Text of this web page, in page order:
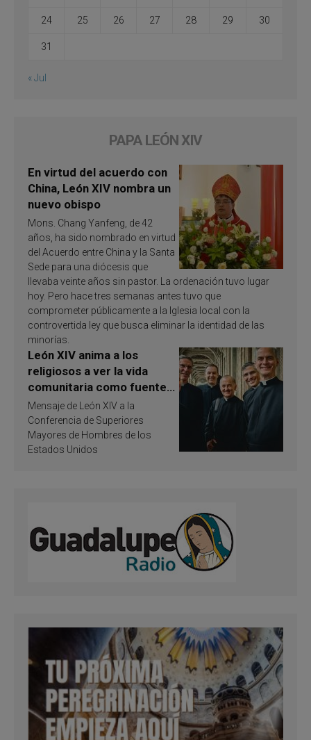
24 25 26 27 28 29 30
31
« Jul
PAPA LEÓN XIV
En virtud del acuerdo con
China, León XIV nombra un
nuevo obispo
Mons. Chang Yanfeng, de 42
años, ha sido nombrado en virtud
del Acuerdo entre China y la Santa
Sede para una diócesis que
llevaba veinte años sin pastor. La ordenación tuvo lugar
hoy. Pero hace tres semanas antes tuvo que
comprometer públicamente a la Iglesia local con la
controvertida ley que busca eliminar la identidad de las
minorías.
León XIV anima a los
religiosos a ver la vida
comunitaria como fuente
de inspiración y
santificación
Mensaje de León XIV a la
Conferencia de Superiores
Mayores de Hombres de los
Estados Unidos